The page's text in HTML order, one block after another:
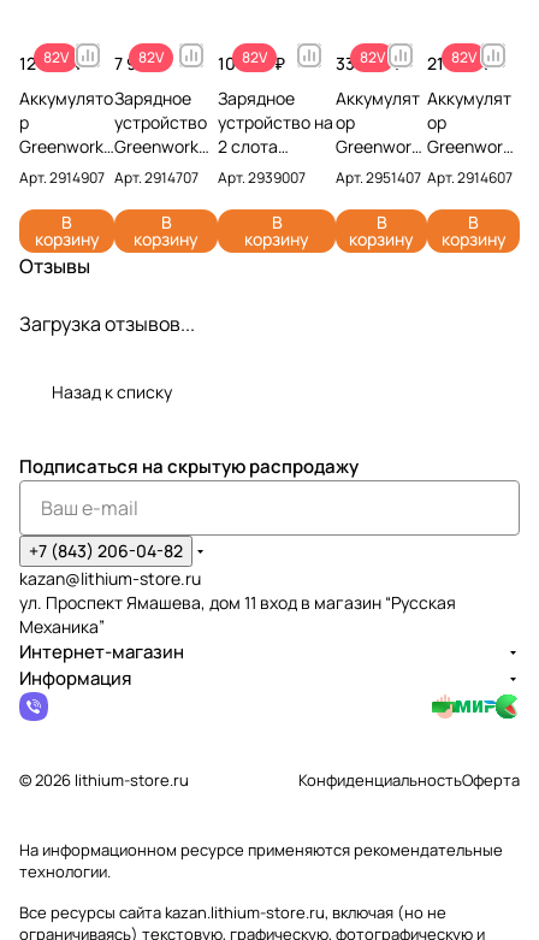
82V
12 990 ₽
Аккумулято
р
Greenworks
G82B2 82V
2914907
(2,5 Ач)
Арт.2914907
В
корзину
82V
7 990 ₽
Зарядное
устройство
Greenworks
G82C 82V
2914707 (4
А)
Арт.2914707
В
корзину
82V
10 990 ₽
Зарядное
устройство на
2 слота
Greenworks
G82C2 82V
2939007
Арт.2939007
В
корзину
82V
33 990 ₽
Аккумулят
ор
Greenwork
s G82B8
82V
2951407 (8
Ач)
Арт.2951407
В
корзину
82V
21 990 ₽
Аккумулят
ор
Greenwork
s G82B5
82V
2914607 (5
Ач)
Арт.2914607
В
корзину
Отзывы
Загрузка отзывов...
Назад к списку
Подписаться на скрытую распродажу
+7 (843) 206-04-82
kazan@lithium-store.ru
ул. Проспект Ямашева, дом 11 вход в магазин “Русская
Механика”
Интернет-магазин
Информация
© 2026 lithium-store.ru КонфиденциальностьОферта
На информационном ресурсе применяютсярекомендательные
технологии.
Все ресурсы сайта kazan.lithium-store.ru, включая (но не
ограничиваясь) текстовую, графическую, фотографическую и